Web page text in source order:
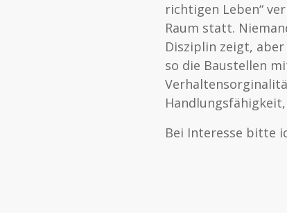
richtigen Leben“
Raum statt.
Disziplin zeigt,
so die Baustellen
Bei Interesse bitte